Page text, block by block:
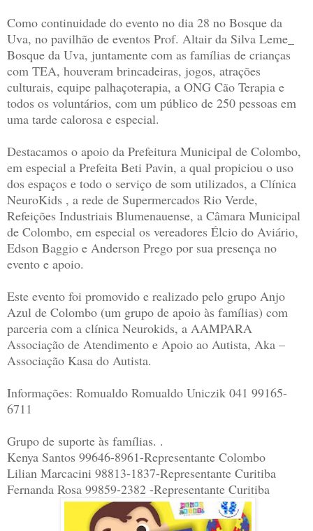
Como continuidade do evento no dia 28 no Bosque da
Uva, no pavilhão de eventos Prof. Altair da Silva Leme_
Bosque da Uva, juntamente com as famílias de crianças
com TEA, houveram brincadeiras, jogos, atrações
culturais, equipe palhaçoterapia, a ONG Cão Terapia e
todos os voluntários, com um público de 250 pessoas em
uma tarde calorosa e especial.
Destacamos o apoio da Prefeitura Municipal de Colombo,
em especial a Prefeita Beti Pavin, a qual propiciou o uso
dos espaços e todo o serviço de som utilizados, a Clínica
NeuroKids , a rede de Supermercados Rio Verde,
Refeições Industriais Blumenauense, a Câmara Municipal
de Colombo, em especial os vereadores Élcio do Aviário,
Edson Baggio e Anderson Prego por sua presença no
evento e apoio.
Este evento foi promovido e realizado pelo grupo Anjo
Azul de Colombo (um grupo de apoio às famílias) com
parceria com a clínica Neurokids, a AAMPARA
Associação de Atendimento e Apoio ao Autista, Aka –
Associação Kasa do Autista.
Informações: Romualdo Romualdo Uniczik 041 99165-
6711
Grupo de suporte às famílias. .
Kenya Santos 99646-8961-Representante Colombo
Lilian Marcacini 98813-1837-Representante Curitiba
Fernanda Rosa 99859-2382 -Representante Curitiba